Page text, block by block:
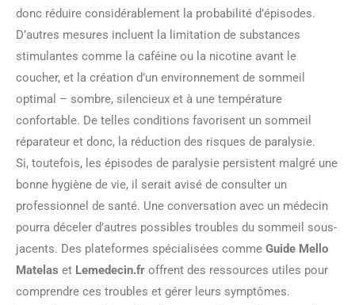
donc réduire considérablement la probabilité d’épisodes.
D’autres mesures incluent la limitation de substances
stimulantes comme la caféine ou la nicotine avant le
coucher, et la création d’un environnement de sommeil
optimal – sombre, silencieux et à une température
confortable. De telles conditions favorisent un sommeil
réparateur et donc, la réduction des risques de paralysie.
Si, toutefois, les épisodes de paralysie persistent malgré une
bonne hygiène de vie, il serait avisé de consulter un
professionnel de santé. Une conversation avec un médecin
pourra déceler d’autres possibles troubles du sommeil sous-
jacents. Des plateformes spécialisées comme Guide Mello
Matelas et Lemedecin.fr offrent des ressources utiles pour
comprendre ces troubles et gérer leurs symptômes.